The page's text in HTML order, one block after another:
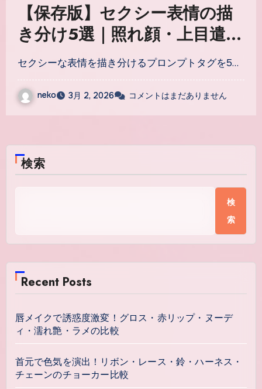
【保存版】セクシー表情の描
き分け5選｜照れ顔・上目遣
い・流し目を引き出すプロン
プトタグ徹底比較
セクシーな表情を描き分けるプロンプトタグを5…
neko 3月 2, 2026 コメントはまだありません
検索
検
索
Recent Posts
唇メイクで誘惑度激変！グロス・赤リップ・ヌーデ
ィ・濡れ艶・ラメの比較
首元で色気を演出！リボン・レース・鈴・ハーネス・
チェーンのチョーカー比較